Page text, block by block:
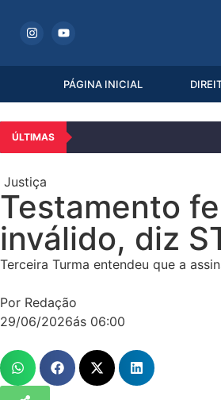
PÁGINA INICIAL
ÚLTIMAS
Justiça
Testamento
inválido, diz
Terceira Turma entendeu que a
Por Redação
29/06/2026ás 06:00